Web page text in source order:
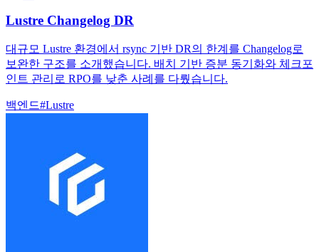
Lustre Changelog DR
대규모 Lustre 환경에서 rsync 기반 DR의 한계를 Changelog로
보완한 구조를 소개했습니다. 배치 기반 증분 동기화와 체크포
인트 관리로 RPO를 낮춘 사례를 다뤘습니다.
백엔드#Lustre